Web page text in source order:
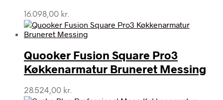
16.098,00 kr.
Quooker Fusion Square Pro3
Køkkenarmatur Bruneret Messing
28.524,00 kr.